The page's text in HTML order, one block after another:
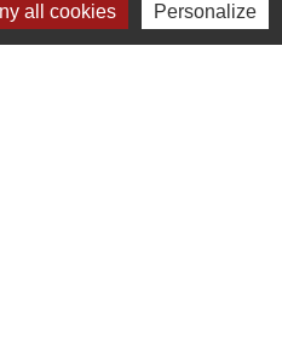
all cookies Personalize